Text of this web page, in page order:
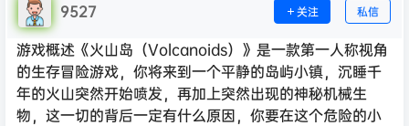
9527 关注 私信
游戏概述《火山岛（Volcanoids）》是一款第一人称视角
的生存冒险游戏，你将来到一个平静的岛屿小镇，沉睡千
年的火山突然开始喷发，再加上突然出现的神秘机械生
物，这一切的背后一定有什么原因，你要在这个危险的小